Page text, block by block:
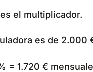
el multiplicador.
es de 2.000
= 1.720 €